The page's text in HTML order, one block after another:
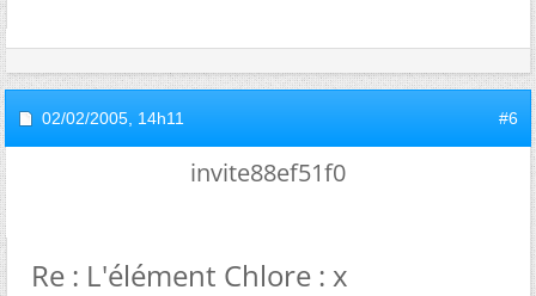
02/02/2005, 14h11 #6
invite88ef51f0
Re : L'élément Chlore : x